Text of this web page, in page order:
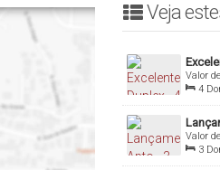
Veja
Itajai/
Valor
4
290.00
Útil:
Brava
Valor
3
121.00